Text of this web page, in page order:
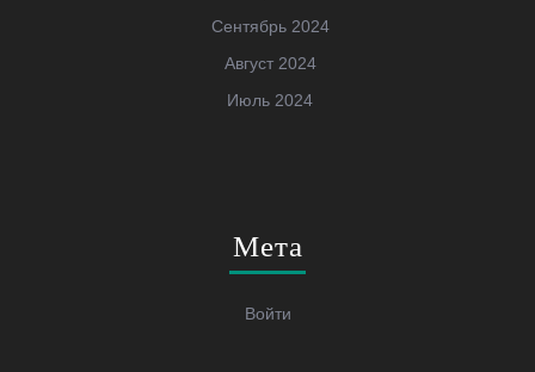
Сентябрь 2024
Август 2024
Июль 2024
Мета
Войти